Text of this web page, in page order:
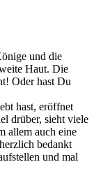
und die
Haut. Die
Oder hast Du
hast, eröffnet
drüber, sieht viele
allem auch eine
bedankt
und mal